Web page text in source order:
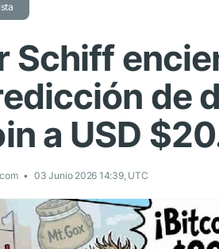
Schiff
de
a USD
03 Junio 2026 14:39, UTC